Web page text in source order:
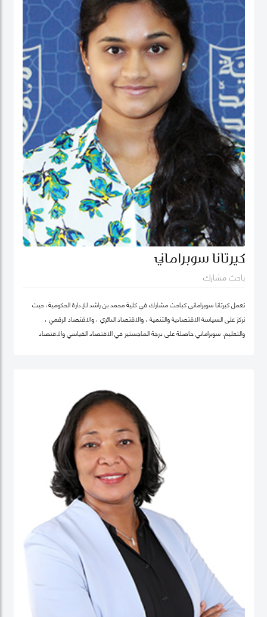
كيرتانا سوبراماني
باحث مشارك
تعمل كيرتانا سوبراماني كباحث مشارك في كلية محمد بن راشد للإدارة الحكومية، حيث
تركز على السياسة الاقتصادية والتنمية ، والاقتصاد الدائري ، والاقتصاد الرقمي ،
والتعليم. سوبراماني حاصلة على درجة الماجستير في الاقتصاد القياسي والاقتصاد